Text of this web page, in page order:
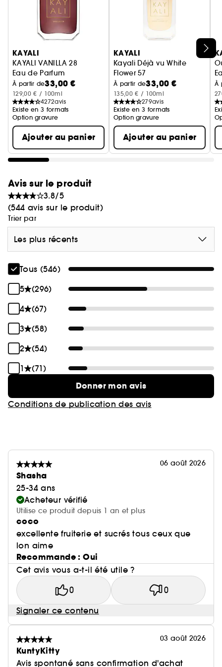
Ignorer le carrousel produits
KAYALI
KAYALI VANILLA 28
Eau de Parfum
À partir de33,00 €
129,00 € / 100ml
4272avis
Existe en 3 formats
Option gravure
Ajouter au panier
KAYALI
Kayali Déjà vu White
Flower 57
Eau de parfum
À partir de33,00 €
135,00 € / 100ml
279avis
Existe en 3 formats
Option gravure
Ajouter au panier
À
Avis sur le produit
3.8/5
(544 avis sur le produit)
Trier par
Les plus récents
Tous (546)
5
(296)
4
(67)
3
(58)
2
(54)
1
(71)
Donner mon avis
Conditions de publication des avis
06 août 2026
Shasha
25-34 ans
Acheteur vérifié
Utilise ce produit depuis 1 an et plus
coco
excellente fruiterie et sucrés tous ceux que
lon aime
Recommande : Oui
Cet avis vous a-t-il été utile ?
0 0
Signaler ce contenu
03 août 2026
KuntyKitty
Avis spontané sans confirmation d'achat